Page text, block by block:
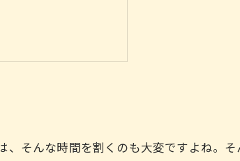
、そんな時間を割くのも大変ですよね。そ